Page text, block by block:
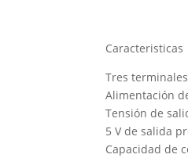
Caracteristicas
Tres
Alimentación
Tensión de
5 V de salida
Capacidad de